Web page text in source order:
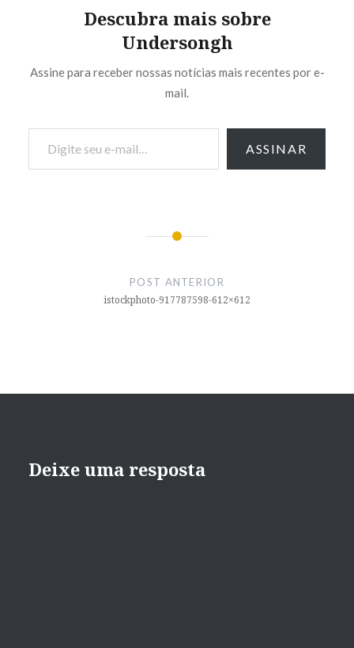
Descubra mais sobre
Undersongh
Assine para receber nossas notícias mais recentes por e-
mail.
Digite seu e-mail…
ASSINAR
POST ANTERIOR
istockphoto-917787598-612×612
Deixe uma resposta